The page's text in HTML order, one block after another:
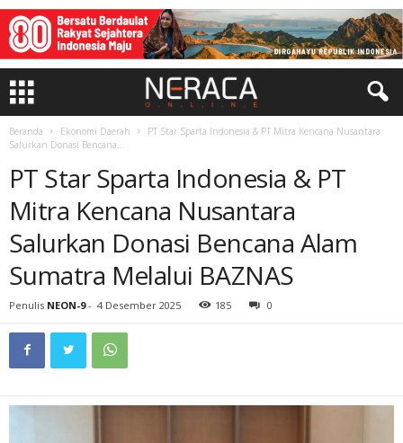
Beranda Ekonomi Daerah
PT Star Sparta Indonesia & PT Mitra Kencana Nusantara
Salurkan Donasi Bencana...
PT Star Sparta Indonesia & PT
Mitra Kencana Nusantara
Salurkan Donasi Bencana Alam
Sumatra Melalui BAZNAS
Penulis NEON-9- 4 Desember 2025 185 0